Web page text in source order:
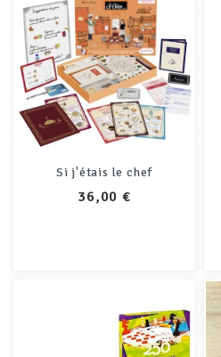
Si j'étais le chef
PRIX
36,00 €